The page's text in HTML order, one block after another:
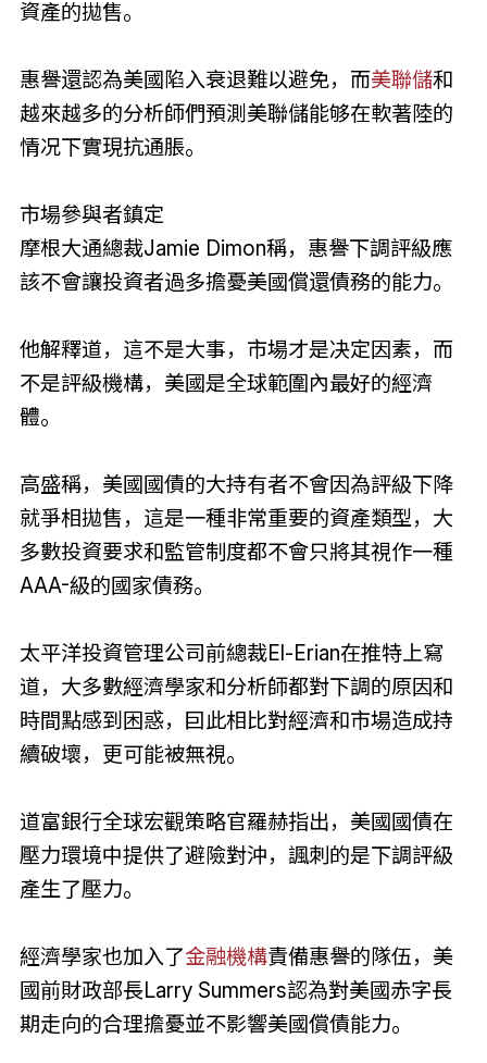
資產的拋售。
惠譽還認為美國陷入衰退難以避免，而美聯儲和
越來越多的分析師們預測美聯儲能够在軟著陸的
情况下實現抗通脹。
市場參與者鎮定
摩根大通總裁Jamie Dimon稱，惠譽下調評級應
該不會讓投資者過多擔憂美國償還債務的能力。
他解釋道，這不是大事，市場才是决定因素，而
不是評級機構，美國是全球範圍內最好的經濟
體。
高盛稱，美國國債的大持有者不會因為評級下降
就爭相拋售，這是一種非常重要的資產類型，大
多數投資要求和監管制度都不會只將其視作一種
AAA-級的國家債務。
太平洋投資管理公司前總裁El-Erian在推特上寫
道，大多數經濟學家和分析師都對下調的原因和
時間點感到困惑，囙此相比對經濟和市場造成持
續破壞，更可能被無視。
道富銀行全球宏觀策略官羅赫指出，美國國債在
壓力環境中提供了避險對沖，諷刺的是下調評級
產生了壓力。
經濟學家也加入了金融機構責備惠譽的隊伍，美
國前財政部長Larry Summers認為對美國赤字長
期走向的合理擔憂並不影響美國償債能力。